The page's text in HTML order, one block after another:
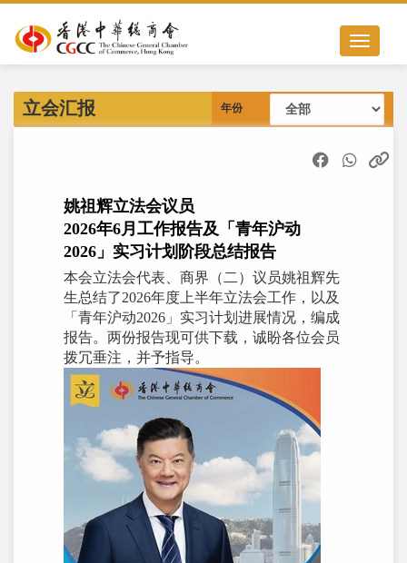
Toggle
立会汇报 年份
姚祖辉立法会议员
2026年6月工作报告及「青年沪动
2026」实习计划阶段总结报告
本会立法会代表、商界（二）议员姚祖辉先
生总结了2026年度上半年立法会工作，以及
「青年沪动2026」实习计划进展情况，编成
报告。两份报告现可供下载，诚盼各位会员
拨冗垂注，并予指导。